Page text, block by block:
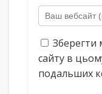
Зберегти
сайту в
подальших